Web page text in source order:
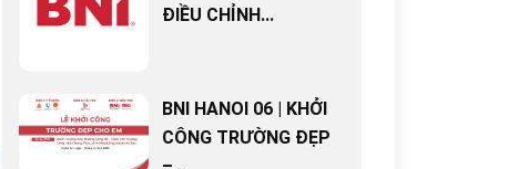
ĐIỀU CHỈNH...
BNI HANOI 06 | KHỞI
CÔNG TRƯỜNG ĐẸP